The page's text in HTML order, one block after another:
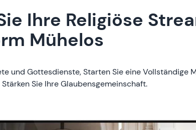
Ihre Religiöse
Mühelos
und Gottesdienste, Starten Sie eine Vollständige
Sie Ihre Glaubensgemeinschaft.